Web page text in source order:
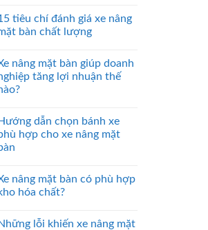
tiêu chí đánh giá xe nâng
bàn chất lượng
nâng mặt bàn giúp doanh
tăng lợi nhuận thế
Hướng dẫn chọn bánh xe
hợp cho xe nâng mặt
nâng mặt bàn có phù hợp
hóa chất?
lỗi khiến xe nâng mặt